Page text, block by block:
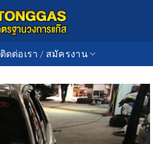
ติดต่อเรา / สมัครงาน